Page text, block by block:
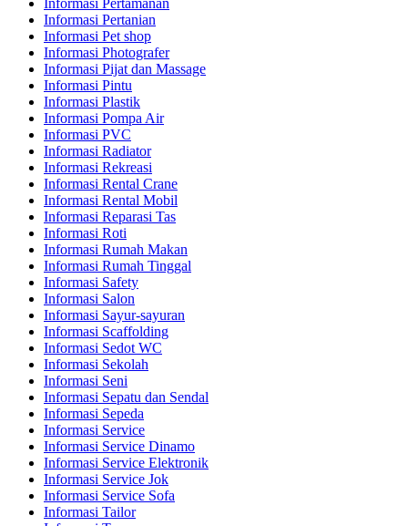
Informasi Pertanian
Informasi Pet shop
Informasi Photografer
Informasi Pijat dan Massage
Informasi Pintu
Informasi Plastik
Informasi Pompa Air
Informasi PVC
Informasi Radiator
Informasi Rekreasi
Informasi Rental Crane
Informasi Rental Mobil
Informasi Reparasi Tas
Informasi Roti
Informasi Rumah Makan
Informasi Rumah Tinggal
Informasi Safety
Informasi Salon
Informasi Sayur-sayuran
Informasi Scaffolding
Informasi Sedot WC
Informasi Sekolah
Informasi Seni
Informasi Sepatu dan Sendal
Informasi Sepeda
Informasi Service
Informasi Service Dinamo
Informasi Service Elektronik
Informasi Service Jok
Informasi Service Sofa
Informasi Tailor